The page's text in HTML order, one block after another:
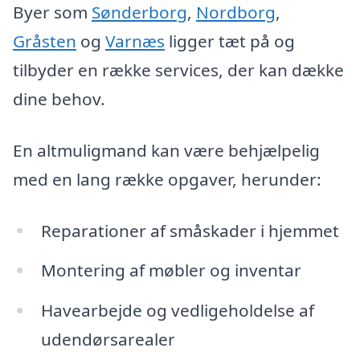
Byer som Sønderborg, Nordborg,
Gråsten og Varnæs ligger tæt på og
tilbyder en række services, der kan dække
dine behov.
En altmuligmand kan være behjælpelig
med en lang række opgaver, herunder:
Reparationer af småskader i hjemmet
Montering af møbler og inventar
Havearbejde og vedligeholdelse af
udendørsarealer